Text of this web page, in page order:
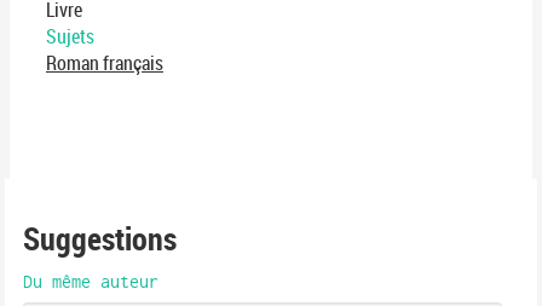
Livre
Sujets
Roman français
Suggestions
Du même auteur